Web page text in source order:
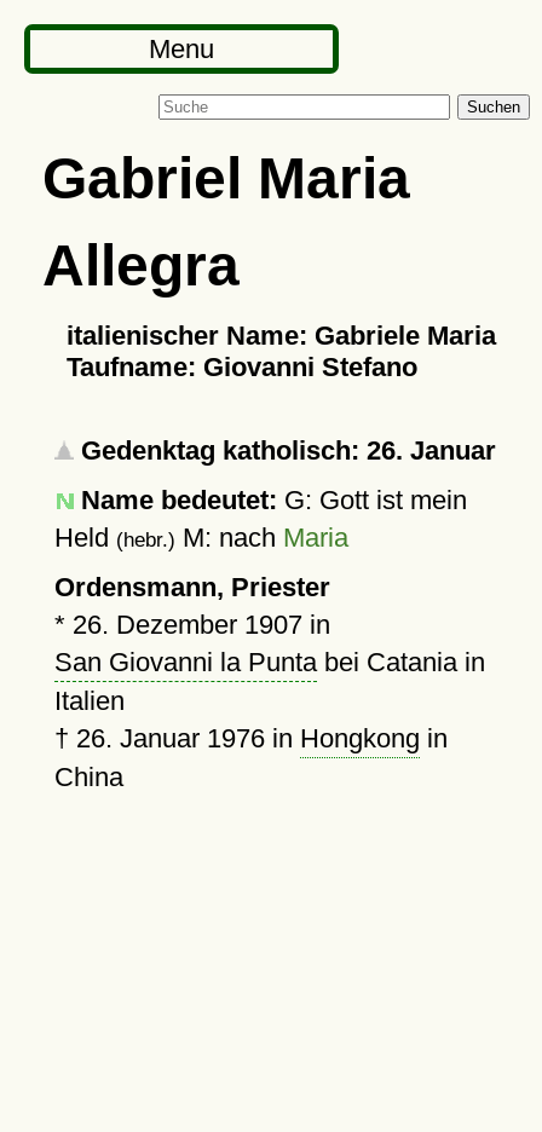
Menu
Suchen
Gabriel Maria
Allegra
italienischer Name: Gabriele Maria
Taufname: Giovanni Stefano
Gedenktag katholisch: 26. Januar
Name bedeutet: G: Gott ist mein
Held (hebr.) M: nach Maria
Ordensmann, Priester
* 26. Dezember 1907in
San Giovanni la Puntabei Catania in
Italien
† 26. Januar 1976in Hongkong in
China